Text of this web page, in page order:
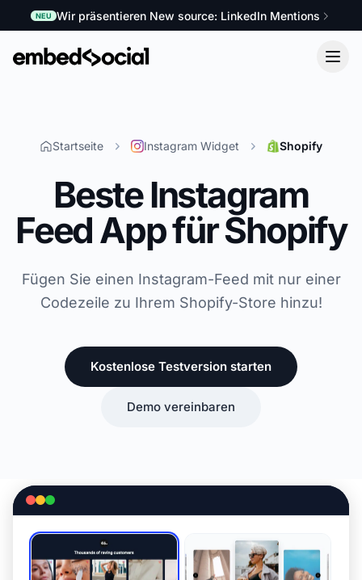
NEU Wir präsentieren New source: LinkedIn Mentions
Startseite Instagram Widget Shopify
Beste Instagram
Feed App für Shopify
Fügen Sie einen Instagram-Feed mit nur einer
Codezeile zu Ihrem Shopify-Store hinzu!
Kostenlose Testversion starten
Demo vereinbaren